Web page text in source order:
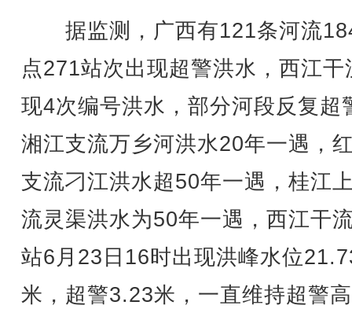
据监测，广西有121条河流
点271站次出现超警洪水，西江干
现4次编号洪水，部分河段反复超
湘江支流万乡河洪水20年一遇，
支流刁江洪水超50年一遇，桂江
流灵渠洪水为50年一遇，西江干
站6月23日16时出现洪峰水位
米，超警3.23米，一直维持超警